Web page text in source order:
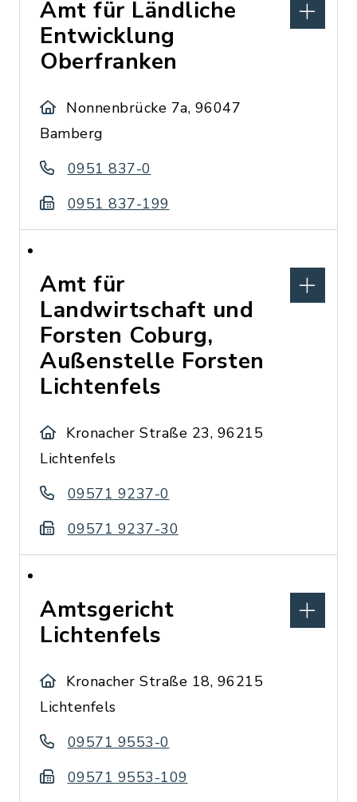
Amt für Ländliche
Entwicklung
Oberfranken
Nonnenbrücke 7a, 96047
Bamberg
0951 837-0
0951 837-199
Amt für
Landwirtschaft und
Forsten Coburg,
Außenstelle Forsten
Lichtenfels
Kronacher Straße 23, 96215
Lichtenfels
09571 9237-0
09571 9237-30
Amtsgericht
Lichtenfels
Kronacher Straße 18, 96215
Lichtenfels
09571 9553-0
09571 9553-109